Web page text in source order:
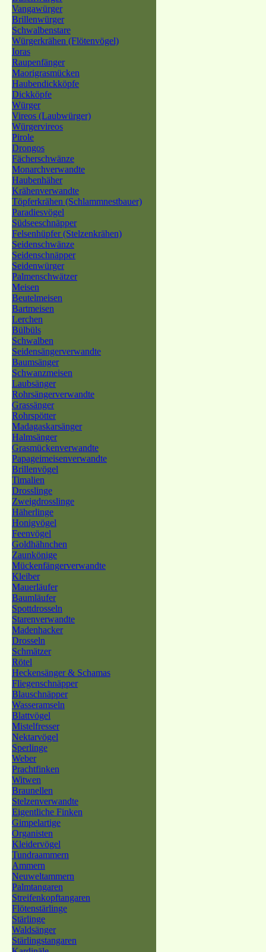
Vangawürger
Brillenwürger
Schwalbenstare
Würgerkrähen (Flötenvögel)
Ioras
Raupenfänger
Maorigrasmücken
Haubendickköpfe
Dickköpfe
Würger
Vireos (Laubwürger)
Würgervireos
Pirole
Drongos
Fächerschwänze
Monarchverwandte
Haubenhäher
Krähenverwandte
Töpferkrähen (Schlammnestbauer)
Paradiesvögel
Südseeschnäpper
Felsenhüpfer (Stelzenkrähen)
Seidenschwänze
Seidenschnäpper
Seidenwürger
Palmenschwätzer
Meisen
Beutelmeisen
Bartmeisen
Lerchen
Bülbüls
Schwalben
Seidensängerverwandte
Baumsänger
Schwanzmeisen
Laubsänger
Rohrsängerverwandte
Grassänger
Rohrspötter
Madagaskarsänger
Halmsänger
Grasmückenverwandte
Papageimeisenverwandte
Brillenvögel
Timalien
Drosslinge
Zweigdrosslinge
Häherlinge
Honigvögel
Feenvögel
Goldhähnchen
Zaunkönige
Mückenfängerverwandte
Kleiber
Mauerläufer
Baumläufer
Spottdrosseln
Starenverwandte
Madenhacker
Drosseln
Schmätzer
Rötel
Heckensänger & Schamas
Fliegenschnäpper
Blauschnäpper
Wasseramseln
Blattvögel
Mistelfresser
Nektarvögel
Sperlinge
Weber
Prachtfinken
Witwen
Braunellen
Stelzenverwandte
Eigentliche Finken
Gimpelartige
Organisten
Kleidervögel
Tundraammern
Ammern
Neuweltammern
Palmtangaren
Streifenkopftangaren
Flötenstärlinge
Stärlinge
Waldsänger
Stärlingstangaren